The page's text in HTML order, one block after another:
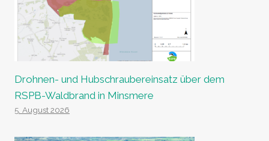
Drohnen- und Hubschraubereinsatz über dem
RSPB-Waldbrand in Minsmere
5. August 2026